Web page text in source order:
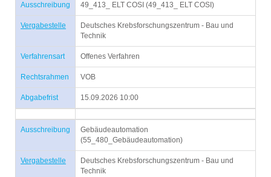
Ausschreibung 49_413_ ELT COSI (49_413_ ELT COSI)
Vergabestelle
Deutsches Krebsforschungszentrum - Bau und
Technik
Verfahrensart Offenes Verfahren
Rechtsrahmen VOB
Abgabefrist 15.09.2026 10:00
Ausschreibung
Gebäudeautomation
(55_480_Gebäudeautomation)
Vergabestelle
Deutsches Krebsforschungszentrum - Bau und
Technik